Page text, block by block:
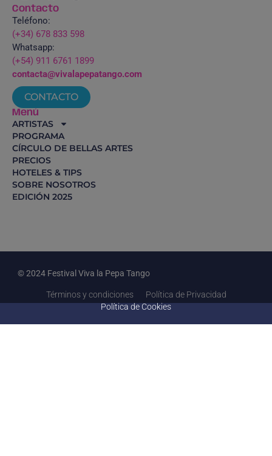
Contacto
Teléfono:
(+34) 678 833 598
Whatsapp:
(+54) 911 6761 1899
contacta@vivalapepatango.com
CONTACTO
Menú
ARTISTAS
PROGRAMA
CÍRCULO DE BELLAS ARTES
PRECIOS
HOTELES & TIPS
SOBRE NOSOTROS
EDICIÓN 2025
© 2024 Festival Viva la Pepa Tango
Términos y condiciones
Política de Privacidad
Política de Cookies